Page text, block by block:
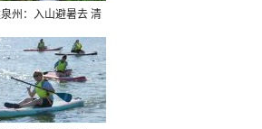
州：入山避暑去 清
意